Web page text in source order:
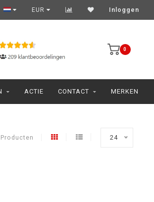
EUR Inloggen
0
ACTIE CONTACT MERKEN
24